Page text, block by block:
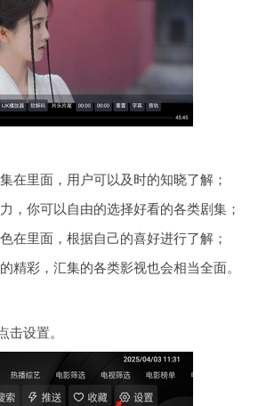
在里面，用户可以及时的知晓了解；
，你可以自由的选择好看的各类剧集；
在里面，根据自己的喜好进行了解；
精彩，汇集的各类影视也会相当全面。
击设置。